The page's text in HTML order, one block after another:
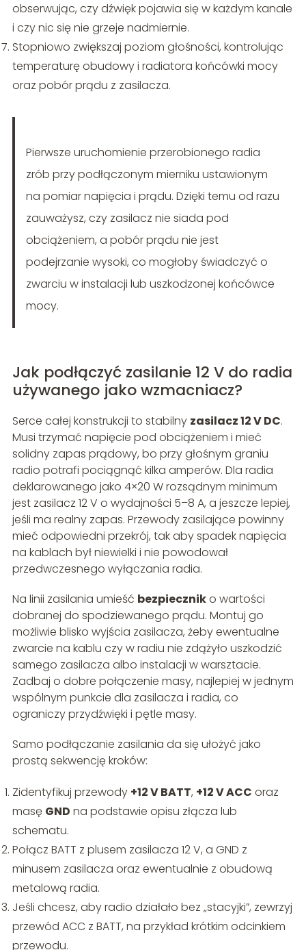
obserwując, czy dźwięk pojawia się w każdym kanale
i czy nic się nie grzeje nadmiernie.
Stopniowo zwiększaj poziom głośności, kontrolując
temperaturę obudowy i radiatora końcówki mocy
oraz pobór prądu z zasilacza.
Pierwsze uruchomienie przerobionego radia
zrób przy podłączonym mierniku ustawionym
na pomiar napięcia i prądu. Dzięki temu od razu
zauważysz, czy zasilacz nie siada pod
obciążeniem, a pobór prądu nie jest
podejrzanie wysoki, co mogłoby świadczyć o
zwarciu w instalacji lub uszkodzonej końcówce
mocy.
Jak podłączyć zasilanie 12 V do radia
używanego jako wzmacniacz?
Serce całej konstrukcji to stabilny zasilacz 12 V DC.
Musi trzymać napięcie pod obciążeniem i mieć
solidny zapas prądowy, bo przy głośnym graniu
radio potrafi pociągnąć kilka amperów. Dla radia
deklarowanego jako 4×20 W rozsądnym minimum
jest zasilacz 12 V o wydajności 5–8 A, a jeszcze lepiej,
jeśli ma realny zapas. Przewody zasilające powinny
mieć odpowiedni przekrój, tak aby spadek napięcia
na kablach był niewielki i nie powodował
przedwczesnego wyłączania radia.
Na linii zasilania umieść bezpieczniko wartości
dobranej do spodziewanego prądu. Montuj go
możliwie blisko wyjścia zasilacza, żeby ewentualne
zwarcie na kablu czy w radiu nie zdążyło uszkodzić
samego zasilacza albo instalacji w warsztacie.
Zadbaj o dobre połączenie masy, najlepiej w jednym
wspólnym punkcie dla zasilacza i radia, co
ograniczy przydźwięki i pętle masy.
Samo podłączanie zasilania da się ułożyć jako
prostą sekwencję kroków:
Zidentyfikuj przewody +12 V BATT, +12 V ACC oraz
masę GND na podstawie opisu złącza lub
schematu.
Połącz BATT z plusem zasilacza 12 V, a GND z
minusem zasilacza oraz ewentualnie z obudową
metalową radia.
Jeśli chcesz, aby radio działało bez „stacyjki”, zewrzyj
przewód ACC z BATT, na przykład krótkim odcinkiem
przewodu.